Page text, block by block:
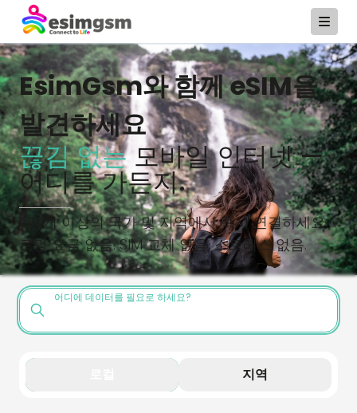
EsimGsm와 함께 eSIM을
발견하세요
끊김 없는모바일 인터넷 —
어디를 가든지.
200개 이상의 국가 및 지역에서 즉시 연결하세요.
로밍 요금 없음. SIM 교체 없음. 스트레스 없음.
어디에 데이터를 필요로 하세요?
지역